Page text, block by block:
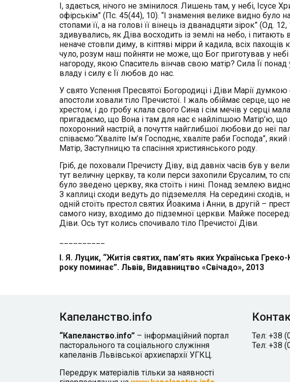
І, здається, нічого не змінилося. Лишень там, у небі, Ісусе
офірськім” (Пс. 45(44), 10). “І знамення велике видно було
стопами її, а на голові її вінець із дванадцяти зірок” (Од.
здивувались, як Діва восходить із землі на небо, і питають
неначе стовпи диму, в кіптяві мірри й кадила, всіх
чуло, розум наш пойняти не може, що Бог приготував у
нагороду, якою Спаситель вінчав свою матір? Сила Її
владу і силу є Її любов до нас.
У свято Успення Пресвятої Богородиці і Діви Марії
апостоли ховали тіло Пречистої. І жаль обіймає серце, що
хрестом, і до гробу клала свого Сина і сім мечів у серці
пригадаємо, що Вона і там для нас є найліпшою Матір’ю,
похоронний настрій, а почуття найглибшої любови до неї
співаємо:“Хваліте Ім’я Господнє, хваліте раби Господа”,
Матір, Заступницю та спасіння християнського роду.
Гріб, де поховали Пречисту Діву, від давніх часів був у
тут величну церкву, та коли перси захопили Єрусалим, то
було зведено церкву, яка стоїть і нині. Понад землею
З каплиці сходи ведуть до підземелля. На середині сходів,
одній стоїть престол святих Йоакима і Анни, в другій –
самого низу, входимо до підземної церкви. Майже
Діви. Ось тут колись спочивало тіло Пречистої Діви.
І. Я. Луцик, “Житія святих, пам’ять яких Українська
року поминає”. Львів, Видавництво «Свічадо», 2013
Капеланство.info
“Капеланство.info” – інформаційний портал
пасторального та соціального служіння
капеланів Львівської архиєпархії УГКЦ.
Передрук матеріалів тільки за наявності
Тел: +38
Тел: +38